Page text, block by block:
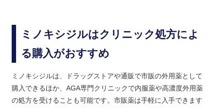
ミノキシジルはクリニック処方によ
る購入がおすすめ
ミノキシジルは、ドラッグストアや通販で市販の外用薬として
購入できるほか、AGA専門クリニックで内服薬や高濃度外用薬
の処方を受けることも可能です。市販薬は手軽に入手できます